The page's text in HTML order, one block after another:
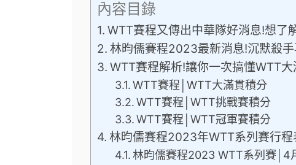
內容目錄
WTT賽程又傳出中華隊好消息!想了
林昀儒賽程2023最新消息!沉默殺
WTT賽程解析!讓你一次搞懂WTT
WTT賽程│WTT大滿貫積分
WTT賽程│WTT挑戰賽積分
WTT賽程│WTT冠軍賽積分
林昀儒賽程2023年WTT系列賽行程
林昀儒賽程2023 WTT系列賽│4